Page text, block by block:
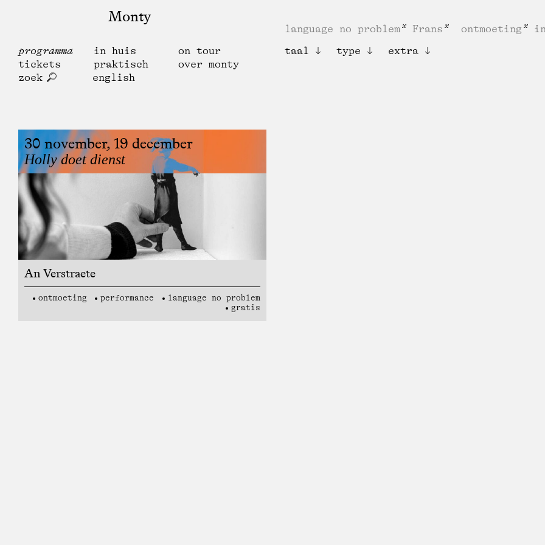
Monty
programma in huis
on tour
tickets
praktisch
over monty
zoek
english
language no problem Frans ontmoeting
taal
type extra
30 november, 19 december
Holly doet dienst
An Verstraete
ontmoeting performance
language no problem
gratis